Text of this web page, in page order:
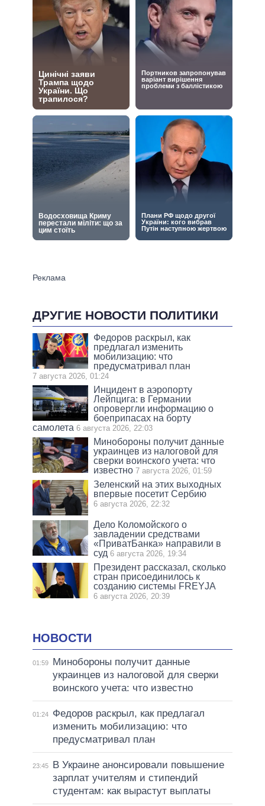
ДРУГИЕ НОВОСТИ ПОЛИТИКИ
Федоров раскрыл, как
предлагал изменить
мобилизацию: что
предусматривал план
7 августа 2026, 01:24
Инцидент в аэропорту
Лейпцига: в Германии
опровергли информацию о
боеприпасах на борту
самолета 6 августа 2026, 22:03
Минобороны получит данные
украинцев из налоговой для
сверки воинского учета: что
известно 7 августа 2026, 01:59
Зеленский на этих выходных
впервые посетит Сербию
6 августа 2026, 22:32
Дело Коломойского о
завладении средствами
«ПриватБанка» направили в
суд 6 августа 2026, 19:34
Президент рассказал, сколько
стран присоединилось к
созданию системы FREYJA
6 августа 2026, 20:39
НОВОСТИ
01:59
Минобороны получит данные
украинцев из налоговой для сверки
воинского учета: что известно
01:24
Федоров раскрыл, как предлагал
изменить мобилизацию: что
предусматривал план
23:45
В Украине анонсировали повышение
зарплат учителям и стипендий
студентам: как вырастут выплаты